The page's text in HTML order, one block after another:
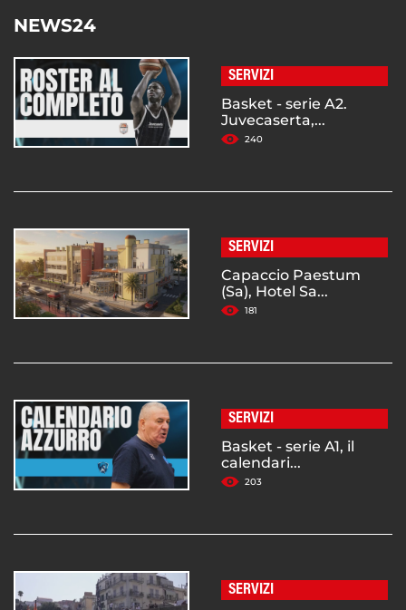
NEWS24
SERVIZI
Basket - serie A2.
Juvecaserta,...
240
SERVIZI
Capaccio Paestum
(Sa), Hotel Sa...
181
SERVIZI
Basket - serie A1, il
calendari...
203
SERVIZI